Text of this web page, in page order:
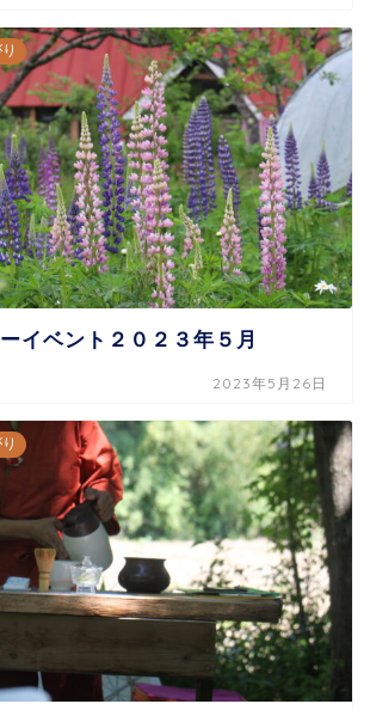
イベント２０２３年５月
2023年5月26日